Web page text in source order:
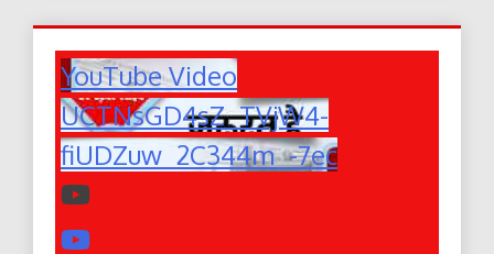
YouTube Video
UCTNsGD4sZ_TVjW4-
fiUDZuw_2C344m_-7ec